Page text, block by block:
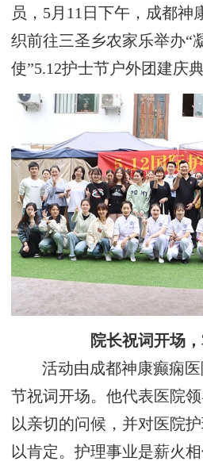
员，5月11日下午，成都神
织前往三圣乡农家乐举办“
使”5.12护士节户外团建庆典
院长祝词开场
活动由成都神康癫痫
节祝词开场。他代表医院
以亲切的问候，并对医院
以肯定。护理事业是薪火